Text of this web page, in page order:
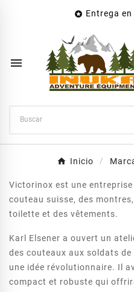
 Entrega

Inicio
Victorinox est une
couteau suisse, des
toilette et des vêtements.
Karl Elsener a ouvert un
des couteaux aux soldats
une idée révolutionnaire. Il
compact et robuste qui
Nombre de la lista de deseos